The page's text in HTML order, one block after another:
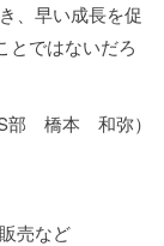
、早い成長を促
とではないだろ
部 橋本 和弥）
売など